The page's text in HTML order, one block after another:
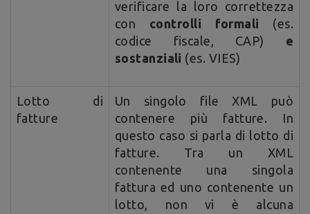
verificare la loro correttezza
con controlli formali (es.
codice fiscale, CAP) e
sostanziali (es. VIES)
Lotto di
fatture
Un singolo file XML può
contenere più fatture. In
questo caso si parla di lotto di
fatture. Tra un XML
contenente una singola
fattura ed uno contenente un
lotto, non vi è alcuna